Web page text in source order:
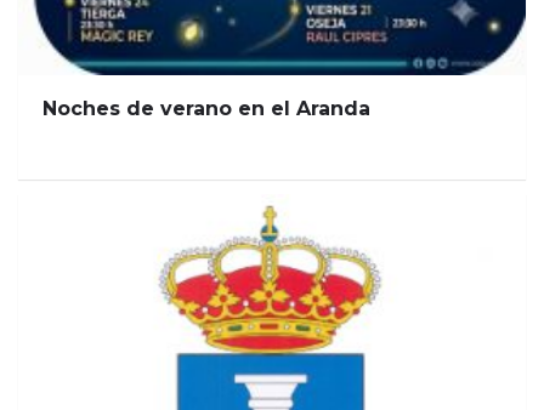
Noches de verano en el Aranda